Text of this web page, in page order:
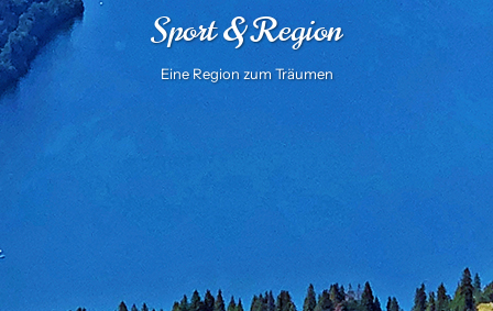
Sport & Region
Eine Region zum Träumen